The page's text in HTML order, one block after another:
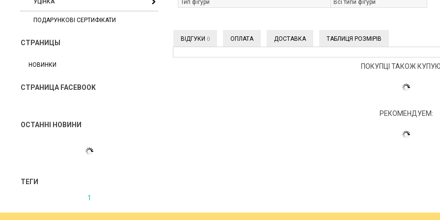
УЦІНКА
ПОДАРУНКОВІ СЕРТИФІКАТИ
СТРАНИЦЫ
НОВИНКИ
СТРАНИЦА FACEBOOK
ОСТАННІ НОВИНИ
ТЕГИ
1
Тип фігури Всі типи фігури
ВІДГУКИ 0 ОПЛАТА ДОСТАВКА ТАБЛИЦЯ РОЗМІРІВ
ПОКУПЦІ ТАКОЖ
РЕКОМЕНДУЕМ: